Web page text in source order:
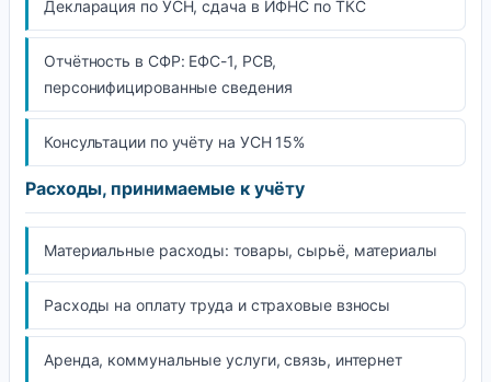
Декларация по УСН, сдача в ИФНС по ТКС
Отчётность в СФР: ЕФС-1, РСВ,
персонифицированные сведения
Консультации по учёту на УСН 15%
Расходы, принимаемые к учёту
Материальные расходы: товары, сырьё, материалы
Расходы на оплату труда и страховые взносы
Аренда, коммунальные услуги, связь, интернет